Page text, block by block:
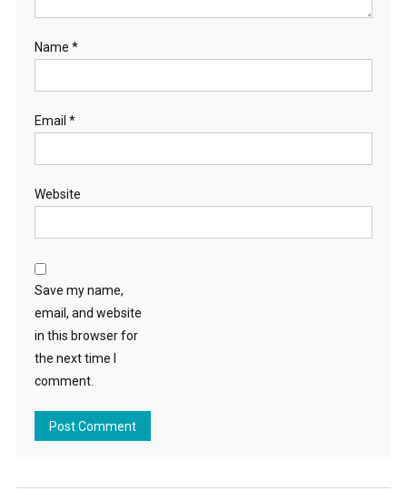
Name *
Email *
Website
Save my name,
email, and website
in this browser for
the next time I
comment.